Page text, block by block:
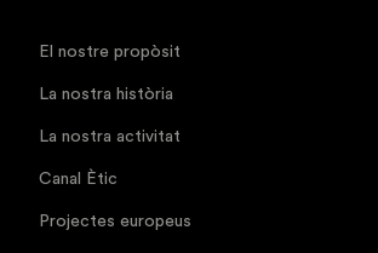
El nostre propòsit
La nostra història
La nostra activitat
Canal Ètic
Projectes europeus